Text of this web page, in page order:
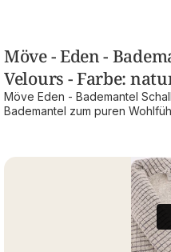
Möve - Eden -
Velours - Farbe:
Möve Eden - Bademantel
Bademantel zum puren